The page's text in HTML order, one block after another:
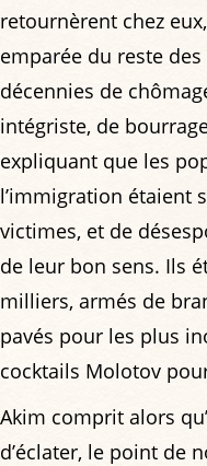
retournèrent chez
emparée du reste
décennies de
intégriste, de
expliquant que les
l’immigration étaient
victimes, et de
de leur bon sens. Ils
milliers, armés de
pavés pour les plus
cocktails Molotov
Akim comprit alors
d’éclater, le point de